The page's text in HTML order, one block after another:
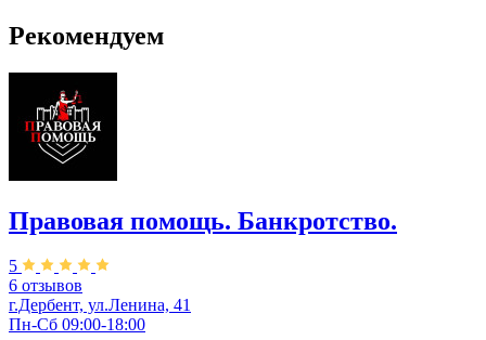
Рекомендуем
Правовая помощь. Банкротство.
5
6 отзывов
г.Дербент, ул.Ленина, 41
Пн-Сб 09:00-18:00